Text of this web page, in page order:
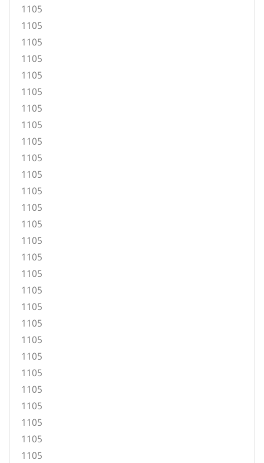
1105
1105
1105
1105
1105
1105
1105
1105
1105
1105
1105
1105
1105
1105
1105
1105
1105
1105
1105
1105
1105
1105
1105
1105
1105
1105
1105
1105